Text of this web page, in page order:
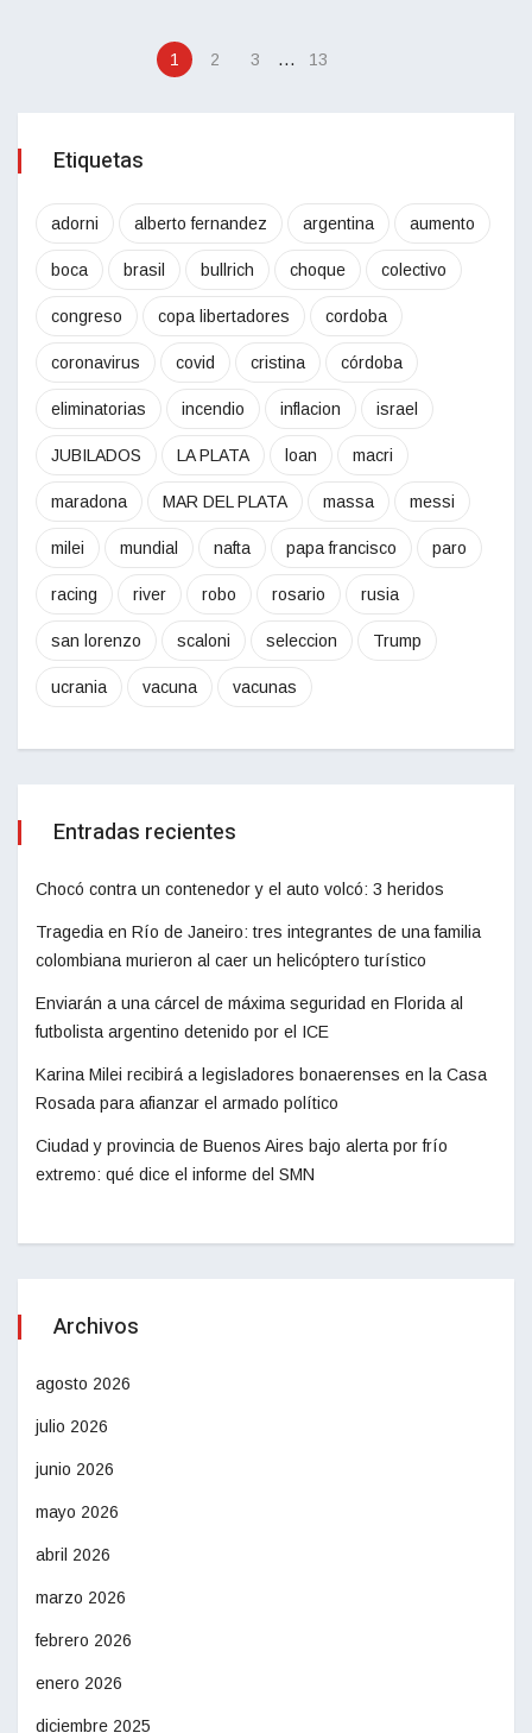
1 2 3 … 13
Etiquetas
adorni alberto fernandez argentina aumento
boca brasil bullrich choque colectivo
congreso copa libertadores cordoba
coronavirus covid cristina córdoba
eliminatorias incendio inflacion israel
JUBILADOS LA PLATA loan macri
maradona MAR DEL PLATA massa messi
milei mundial nafta papa francisco paro
racing river robo rosario rusia
san lorenzo scaloni seleccion Trump
ucrania vacuna vacunas
Entradas recientes
Chocó contra un contenedor y el auto volcó: 3 heridos
Tragedia en Río de Janeiro: tres integrantes de una familia
colombiana murieron al caer un helicóptero turístico
Enviarán a una cárcel de máxima seguridad en Florida al
futbolista argentino detenido por el ICE
Karina Milei recibirá a legisladores bonaerenses en la Casa
Rosada para afianzar el armado político
Ciudad y provincia de Buenos Aires bajo alerta por frío
extremo: qué dice el informe del SMN
Archivos
agosto 2026
julio 2026
junio 2026
mayo 2026
abril 2026
marzo 2026
febrero 2026
enero 2026
diciembre 2025